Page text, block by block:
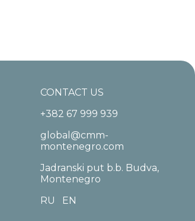
CONTACT US
+382 67 999 939
global@cmm-
montenegro.com
Jadranski put b.b. Budva,
Montenegro
RU
EN